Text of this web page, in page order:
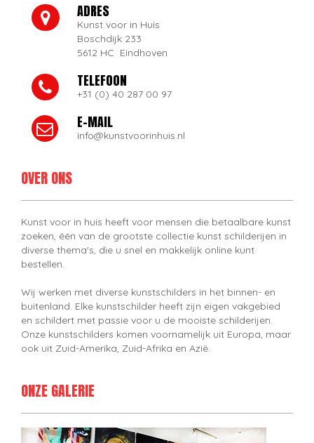
ADRES
Kunst voor in Huis
Boschdijk 233
5612 HC Eindhoven
TELEFOON
+31 (0) 40 287 00 97
E-MAIL
info@kunstvoorinhuis.nl
OVER ONS
Kunst voor in huis heeft voor mensen die betaalbare kunst
zoeken, één van de grootste collectie kunst schilderijen in
diverse thema's, die u snel en makkelijk online kunt
bestellen.
Wij werken met diverse kunstschilders in het binnen- en
buitenland. Elke kunstschilder heeft zijn eigen vakgebied
en schildert met passie voor u de mooiste schilderijen.
Onze kunstschilders komen voornamelijk uit Europa, maar
ook uit Zuid-Amerika, Zuid-Afrika en Azië.
ONZE GALERIE